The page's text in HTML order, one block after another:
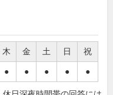
木 金 土 日 祝
● ● ● ● ●